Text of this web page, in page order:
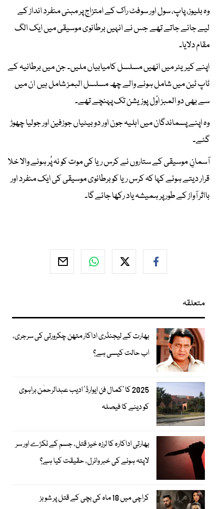
وہ بلیوز، پاپ، سول اور سوفٹ راک کے امتزاج پر مبنی منفرد انداز کے
لیے جانے جاتے تھے جس نے انہیں برطانوی موسیقی میں ایک الگ
مقام دلایا۔
اپنے کیریئر میں انھیں مسلسل کامیابیاں ملیں۔ جن میں برطانیہ کے
ٹاپ ٹین میں شامل ہونے والے چھ مسلسل البمز شامل ہیں ان میں
سے بھی دو المبز اوّل پوزیشن تک پہنچے تھے۔
وہ اپنے پسماندگان میں اہلیہ جون اور دو بیٹیاں جوزفین اور جولیا چھوڑ
گئے۔
آسمانِ موسیقی کے ستاروں نے کرس ریا کی موت کو نہ پُر ہونے والا خلا
قرار دیتے ہوئے کہا کہ کرس ریا کو برطانوی موسیقی کی ایک منفرد اور
بااثر آواز کے طور پر ہمیشہ یاد رکھا جائے گا۔
متعلقہ
بھارت کے لیجنڈری اداکار متھن چکرورتی کی سرجری،
اب حالت کیسی ہے؟
2025 کا ’کمال فن ایوارڈ‘ ادیب عبدالرحمٰن براہوی
کو دینے کا فیصلہ
بھارتی اداکارہ کا لرزہ خیز قتل، جسم کے ٹکڑے اور سر
لاپتہ ہونے کی خبر وائرل، حقیقت کیا ہے؟
کراچی میں 18 ماہ کی بچی کے قتل پر شوبز